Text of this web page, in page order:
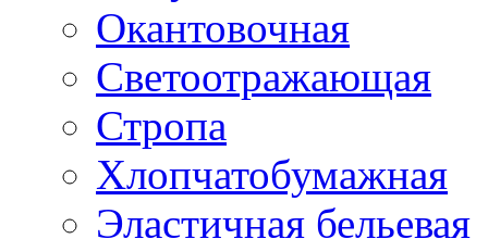
Окантовочная
Светоотражающая
Стропа
Хлопчатобумажная
Эластичная бельевая